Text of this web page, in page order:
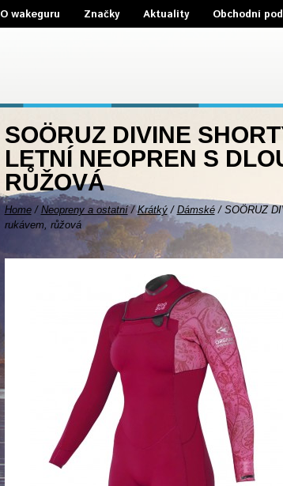
O wakeguru Značky Aktuality Obchodní
SOÖRUZ DIVINE
LETNÍ NEOPREN S
RŮŽOVÁ
Home/ Neopreny a ostatní/Krátký/ Dámské/ SOÖRUZ
rukávem, růžová